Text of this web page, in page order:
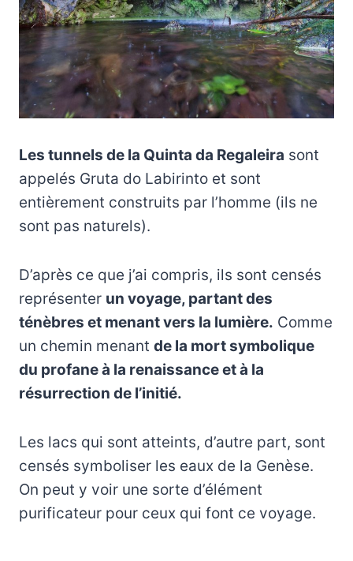
Les tunnels de la Quinta da Regaleira sont
appelés Gruta do Labirinto et sont
entièrement construits par l’homme (ils ne
sont pas naturels).
D’après ce que j’ai compris, ils sont censés
représenter un voyage, partant des
ténèbres et menant vers la lumière. Comme
un chemin menant de la mort symbolique
du profane à la renaissance et à la
résurrection de l’initié.
Les lacs qui sont atteints, d’autre part, sont
censés symboliser les eaux de la Genèse.
On peut y voir une sorte d’élément
purificateur pour ceux qui font ce voyage.